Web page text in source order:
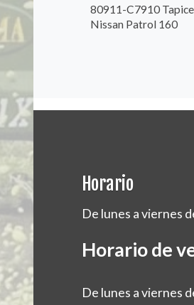
80911-C7910
Nissan Patrol 160
Horario
De lunes a viernes
Horario de
De lunes a viernes